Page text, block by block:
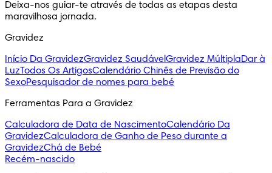
Deixa-nos guiar-te através de todas as etapas desta
maravilhosa jornada.
Gravidez
Início Da GravidezGravidez SaudávelGravidez MúltiplaDar à
LuzTodos Os ArtigosCalendário Chinês de Previsão do
SexoPesquisador de nomes para bebé
Ferramentas Para a Gravidez
Calculadora de Data de NascimentoCalendário Da
GravidezCalculadora de Ganho de Peso durante a
GravidezChá de Bebé
Recém-nascido